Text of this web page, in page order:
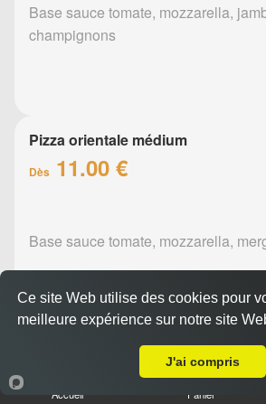
Base sauce tomate, mozzarella,
champignons
Pizza orientale médium
Dès 11.00 €
Base sauce tomate, mozzarella,
Pizza barbecue médium
11.00 €
Accueil Panier
Ce site Web utilise des cookies pour
meilleure expérience sur notre site
J'ai compris